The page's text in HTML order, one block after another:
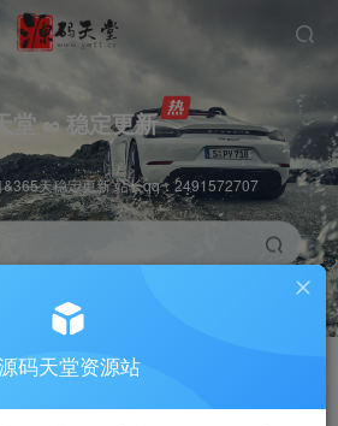
堂 ∞ 稳定更新
&365天稳定更新 站长qq：2491572707
佣
站长招募
推荐
码天堂资源站